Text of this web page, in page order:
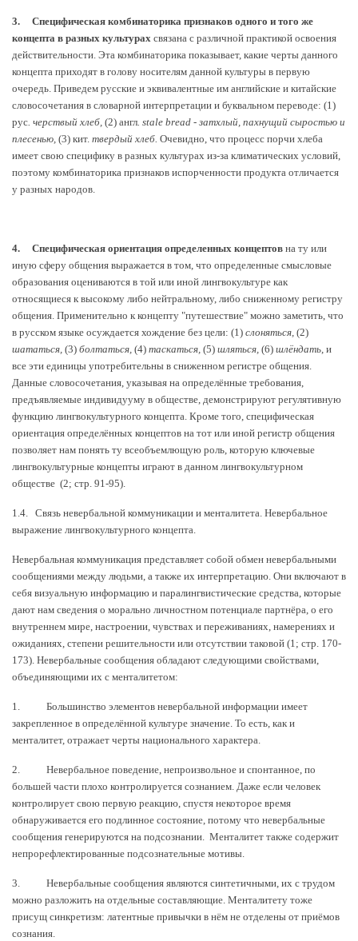
3. Специфическая комбинаторика признаков одного и того же
концепта в разных культурах связана с различной практикой освоения
действительности. Эта комбинаторика показывает, какие черты данного
концепта приходят в голову носителям данной культуры в первую
очередь. Приведем русские и эквивалентные им английские и китайские
словосочетания в словарной интерпретации и буквальном переводе: (1)
рус. черствый хлеб, (2) англ. stale bread - затхлый, пахнущий сыростью и
плесенью, (3) кит. твердый хлеб. Очевидно, что процесс порчи хлеба
имеет свою специфику в разных культурах из-за климатических условий,
поэтому комбинаторика признаков испорченности продукта отличается
у разных народов.
4. Специфическая ориентация определенных концептов на ту или
иную сферу общения выражается в том, что определенные смысловые
образования оцениваются в той или иной лингвокультуре как
относящиеся к высокому либо нейтральному, либо сниженному регистру
общения. Применительно к концепту "путешествие" можно заметить, что
в русском языке осуждается хождение без цели: (1) слоняться, (2)
шататься, (3) болтаться, (4) таскаться, (5) шляться, (6) шлёндать, и
все эти единицы употребительны в сниженном регистре общения.
Данные словосочетания, указывая на определённые требования,
предъявляемые индивидууму в обществе, демонстрируют регулятивную
функцию лингвокультурного концепта. Кроме того, специфическая
ориентация определённых концептов на тот или иной регистр общения
позволяет нам понять ту всеобъемлющую роль, которую ключевые
лингвокультурные концепты играют в данном лингвокультурном
обществе (2; стр. 91-95).
1.4. Связь невербальной коммуникации и менталитета. Невербальное
выражение лингвокультурного концепта.
Невербальная коммуникация представляет собой обмен невербальными
сообщениями между людьми, а также их интерпретацию. Они включают в
себя визуальную информацию и паралингвистические средства, которые
дают нам сведения о морально личностном потенциале партнёра, о его
внутреннем мире, настроении, чувствах и переживаниях, намерениях и
ожиданиях, степени решительности или отсутствии таковой (1; стр. 170-
173). Невербальные сообщения обладают следующими свойствами,
объединяющими их с менталитетом:
1. Большинство элементов невербальной информации имеет
закрепленное в определённой культуре значение. То есть, как и
менталитет, отражает черты национального характера.
2. Невербальное поведение, непроизвольное и спонтанное, по
большей части плохо контролируется сознанием. Даже если человек
контролирует свою первую реакцию, спустя некоторое время
обнаруживается его подлинное состояние, потому что невербальные
сообщения генерируются на подсознании. Менталитет также содержит
непрорефлектированные подсознательные мотивы.
3. Невербальные сообщения являются синтетичными, их с трудом
можно разложить на отдельные составляющие. Менталитету тоже
присущ синкретизм: латентные привычки в нём не отделены от приёмов
сознания.